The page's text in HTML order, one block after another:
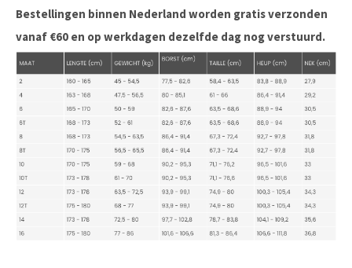
Bestellingen binnen Nederland worden gratis verzonden
vanaf €60 en op werkdagen dezelfde dag nog verstuurd.